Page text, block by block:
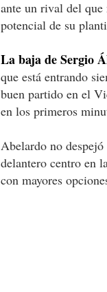
ante un rival del que
potencial de su
La baja de Sergio
que está entrando
buen partido en el
en los primeros
Abelardo no
delantero centro en
con mayores